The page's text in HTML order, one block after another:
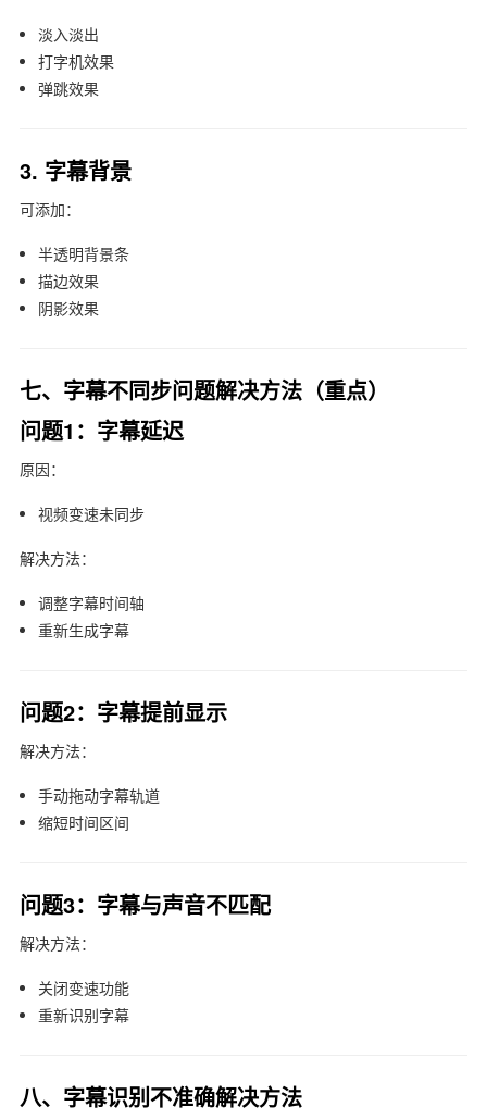
淡入淡出
打字机效果
弹跳效果
3. 字幕背景
可添加：
半透明背景条
描边效果
阴影效果
七、字幕不同步问题解决方法（重点）
问题1：字幕延迟
原因：
视频变速未同步
解决方法：
调整字幕时间轴
重新生成字幕
问题2：字幕提前显示
解决方法：
手动拖动字幕轨道
缩短时间区间
问题3：字幕与声音不匹配
解决方法：
关闭变速功能
重新识别字幕
八、字幕识别不准确解决方法